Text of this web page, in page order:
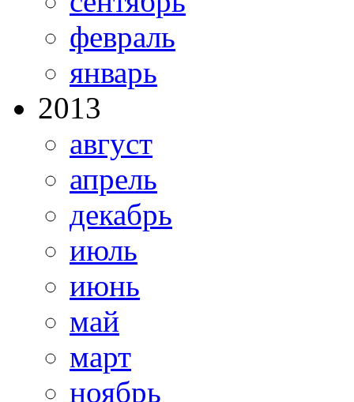
февраль
январь
2013
август
апрель
декабрь
июль
июнь
май
март
ноябрь